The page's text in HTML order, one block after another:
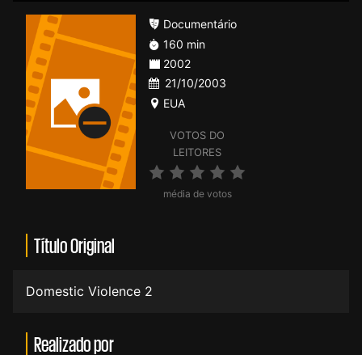
VOTOS DO
LEITORES
média de votos
Documentário
160 min
2002
21/10/2003
EUA
Título Original
Domestic Violence 2
Realizado por